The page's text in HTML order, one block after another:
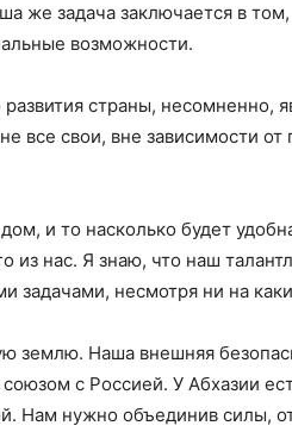
же задача заключается в
возможности.
страны, несомненно,
все свои, вне зависимости
и то насколько будет
из нас. Я знаю, что наш
задачами, несмотря ни на
землю. Наша внешняя
с Россией. У Абхазии
Нам нужно объединив силы,